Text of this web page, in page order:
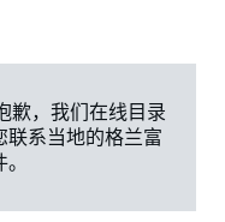
歉，我们在线目录
联系当地的格兰富